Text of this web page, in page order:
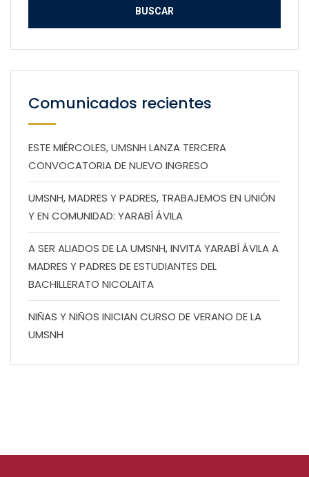
Comunicados recientes
ESTE MIÉRCOLES, UMSNH LANZA TERCERA
CONVOCATORIA DE NUEVO INGRESO
UMSNH, MADRES Y PADRES, TRABAJEMOS EN UNIÓN
Y EN COMUNIDAD: YARABÍ ÁVILA
A SER ALIADOS DE LA UMSNH, INVITA YARABÍ ÁVILA A
MADRES Y PADRES DE ESTUDIANTES DEL
BACHILLERATO NICOLAITA
NIÑAS Y NIÑOS INICIAN CURSO DE VERANO DE LA
UMSNH